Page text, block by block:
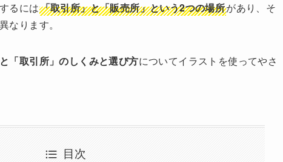
るには「取引所」と「販売所」という2つの場所があり、そ
なります。
「取引所」のしくみと選び方についてイラストを使ってやさ
目次